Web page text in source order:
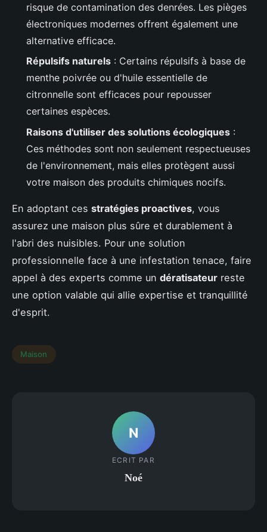
risque de contamination des denrées. Les pièges
électroniques modernes offrent également une
alternative efficace.
Répulsifs naturels : Certains répulsifs à base de
menthe poivrée ou d'huile essentielle de
citronnelle sont efficaces pour repousser
certaines espèces.
Raisons d'utiliser des solutions écologiques :
Ces méthodes sont non seulement respectueuses
de l'environnement, mais elles protègent aussi
votre maison des produits chimiques nocifs.
En adoptant ces stratégies proactives, vous
assurez une maison plus sûre et durablement à
l'abri des nuisibles. Pour une solution
professionnelle face à une infestation tenace, faire
appel à des experts comme un dératisateur reste
une option valable qui allie expertise et tranquillité
d'esprit.
Maison
N
ECRIT PAR
Noé